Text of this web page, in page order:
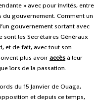
» avec pour invités, entre
gouvernement. Comment un
gouvernement sortant avec
sont les Secrétaires Généraux
et de fait, avec tout son
plus avoir accèsà leur
lors de la passation.
du 15 Janvier de Ouaga,
et depuis ce temps,